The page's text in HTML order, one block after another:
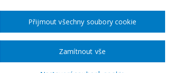
ÚDAJE
(19 VZORŮ)Zamítnout vše
Přijmout všechny soubory cookie